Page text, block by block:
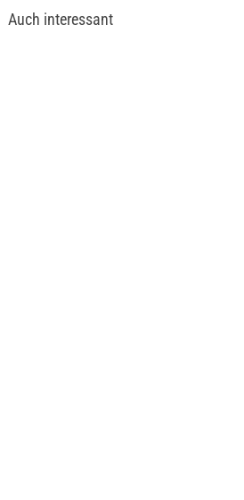
Auch interessant